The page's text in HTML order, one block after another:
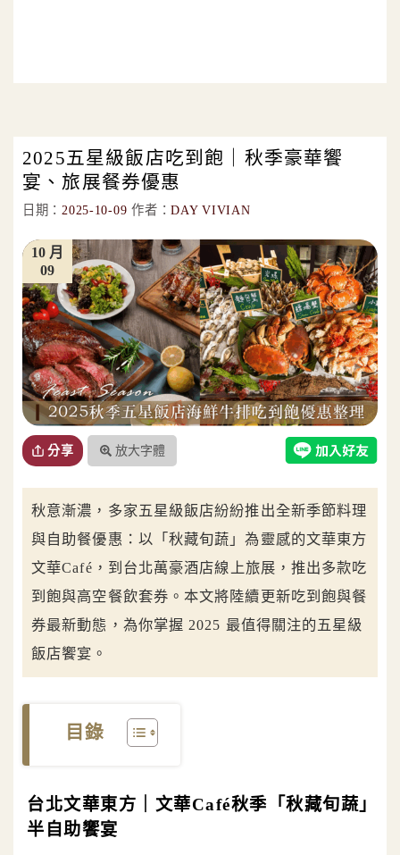
2025五星級飯店吃到飽｜秋季豪華饗
宴、旅展餐券優惠
日期：2025-10-09 作者：DAY VIVIAN
09
10 月
分享 放大字體
秋意漸濃，多家五星級飯店紛紛推出全新季節料理
與自助餐優惠：以「秋藏旬蔬」為靈感的文華東方
文華Café，到台北萬豪酒店線上旅展，推出多款吃
到飽與高空餐飲套券。本文將陸續更新吃到飽與餐
券最新動態，為你掌握 2025 最值得關注的五星級
飯店饗宴。
目錄
台北文華東方｜文華Café秋季「秋藏旬蔬」
半自助饗宴